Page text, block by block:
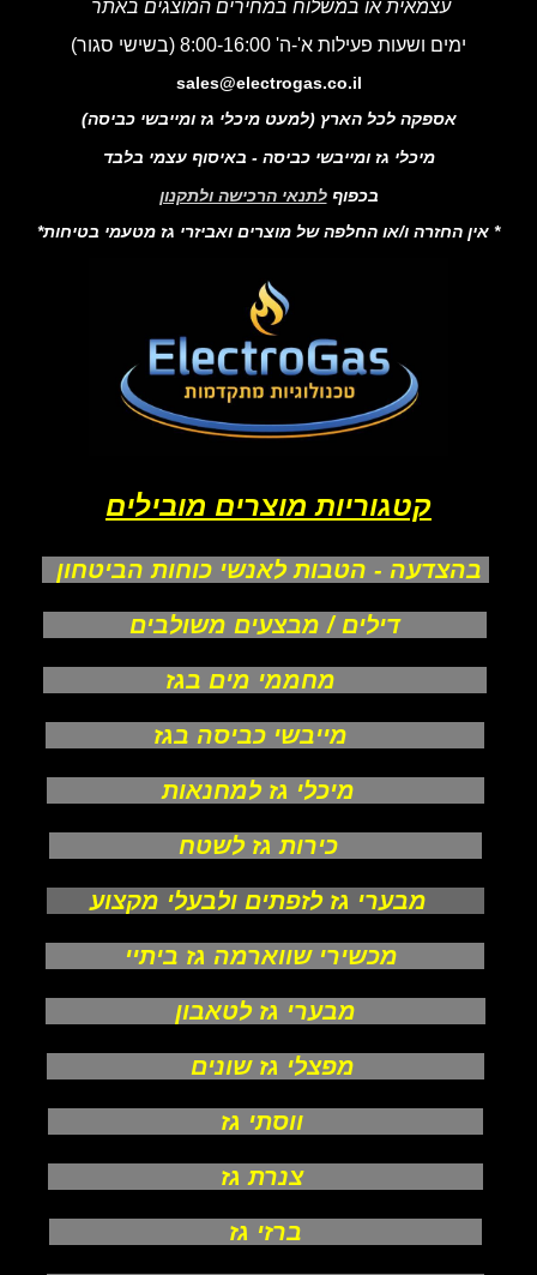
עצמאית או במשלוח במחירים המוצגים באתר
ימים ושעות פעילות א'-ה' 8:00-16:00 (בשישי סגור)
sales@electrogas.co.il
אספקה לכל הארץ (למעט מיכלי גז ומייבשי כביסה)
מיכלי גז ומייבשי כביסה - באיסוף עצמי בלבד
בכפוף לתנאי הרכישה ולתקנון
* אין החזרה ו/או החלפה של מוצרים ואביזרי גז מטעמי בטיחות*
קטגוריות מוצרים מובילים
בהצדעה - הטבות לאנשי כוחות הביטחון
דילים / מבצעים משולבים
מחממי מים בגז
מייבשי כביסה בגז
מיכלי גז למחנאות
כירות גז לשטח
מבערי גז לזפתים ולבעלי מקצוע
מכשירי שווארמה גז ביתיי
מבערי גז לטאבון
מפצלי גז שונים
ווסתי גז
צנרת גז
ברזי גז